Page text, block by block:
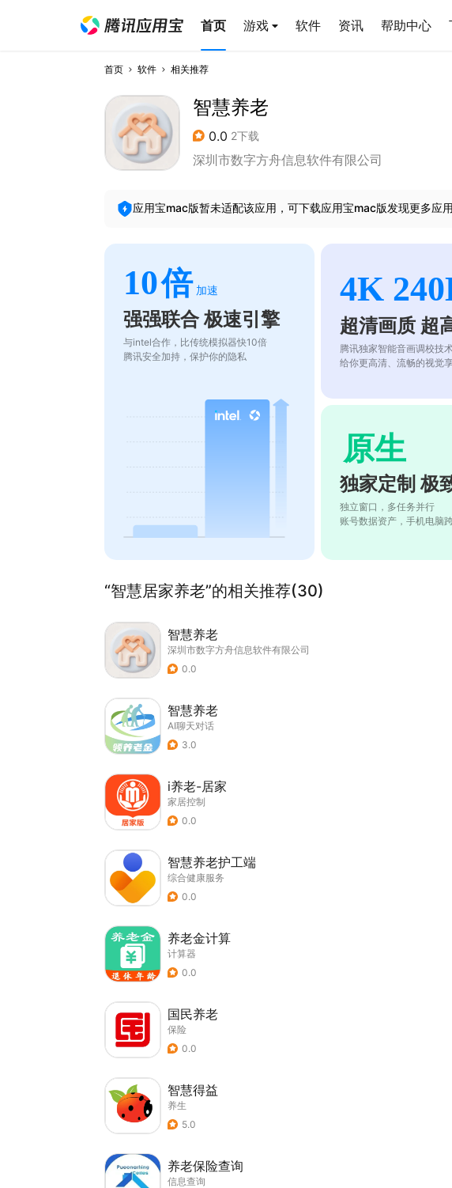
首页 游戏 软件 资讯 帮助中心
首页 软件 相关推荐
智慧养老
0.0 2下载
深圳市数字方舟信息软件有限公司
应用宝mac版暂未适配该应用，可下载应用宝mac版发现更多应用
10倍 加速
强强联合 极速引擎
与intel合作，比传统模拟器快10倍
腾讯安全加持，保护你的隐私
4K
超清画质 超
腾讯独家智能音画调校技
给你更高清、流畅的视觉
原生
独家定制 极
独立窗口，多任务并行
账号数据资产，手机电脑
“智慧居家养老”的相关推荐(30)
智慧养老
深圳市数字方舟信息软件有限公司
0.0
智慧养老
AI聊天对话
3.0
i养老-居家
家居控制
0.0
智慧养老护工端
综合健康服务
0.0
养老金计算
计算器
0.0
国民养老
保险
0.0
智慧得益
养生
5.0
养老保险查询
信息查询